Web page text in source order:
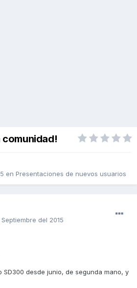
comunidad!
en Presentaciones de nuevos usuarios
Septiembre del 2015
SD300 desde junio, de segunda mano, y